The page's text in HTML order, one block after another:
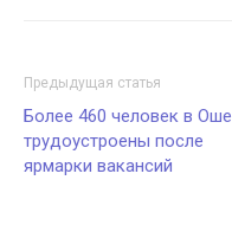
Предыдущая статья
Более 460 человек в Оше
трудоустроены после
ярмарки вакансий